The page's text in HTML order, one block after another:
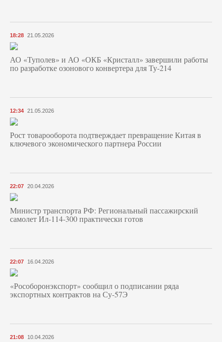
18:28 21.05.2026
АО «Туполев» и АО «ОКБ «Кристалл» завершили работы
по разработке озонового конвертера для Ту-214
12:34 21.05.2026
Рост товарооборота подтверждает превращение Китая в
ключевого экономического партнера России
22:07 20.04.2026
Министр транспорта РФ: Региональный пассажирский
самолет Ил-114-300 практически готов
22:07 16.04.2026
«Рособоронэкспорт» сообщил о подписании ряда
экспортных контрактов на Су-57Э
21:08 10.04.2026